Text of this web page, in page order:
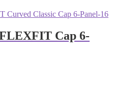
Cap 6-